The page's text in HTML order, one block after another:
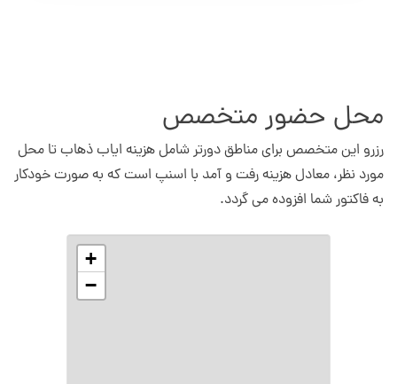
محل حضور متخصص
رزرو این متخصص برای مناطق دورتر شامل هزینه ایاب ذهاب تا محل
مورد نظر، معادل هزینه رفت و آمد با اسنپ است که به صورت خودکار
به فاکتور شما افزوده می گردد.
+
−